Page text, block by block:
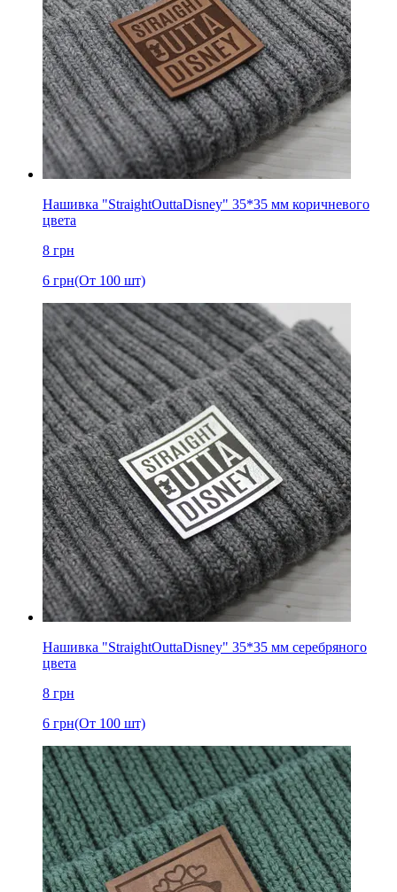
Нашивка "StraightOuttaDisney" 35*35 мм коричневого
цвета
8 грн
6 грн(От 100 шт)
Нашивка "StraightOuttaDisney" 35*35 мм серебряного
цвета
8 грн
6 грн(От 100 шт)